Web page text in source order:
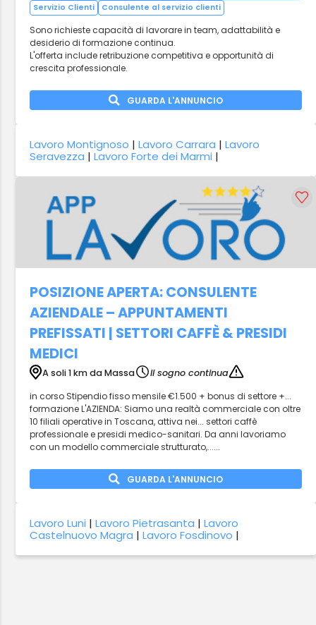
Servizio Clienti
Consulente al servizio clienti
Sono richieste capacità di lavorare in team, adattabilità e
desiderio di formazione continua.
L'offerta include retribuzione competitiva e opportunità di
crescita professionale.
GUARDA L'ANNUNCIO
Lavoro Montignoso |Lavoro Carrara |Lavoro
Seravezza |Lavoro Forte dei Marmi |
POSIZIONE APERTA: CONSULENTE
AZIENDALE – APPUNTAMENTI
PREFISSATI | SETTORI CAFFÈ & PRESIDI
MEDICI
A soli 1 km da Massa
Il sogno continua
in corso Stipendio fisso mensile €1.500 + bonus di settore +...
formazione L'AZIENDA: Siamo una realtà commerciale con oltre
10 filiali operative in Toscana, attiva nei... settori caffè
professionale e presidi medico-sanitari. Da anni lavoriamo
con un modello commerciale strutturato,......
GUARDA L'ANNUNCIO
Lavoro Luni |Lavoro Pietrasanta |Lavoro
Castelnuovo Magra |Lavoro Fosdinovo |